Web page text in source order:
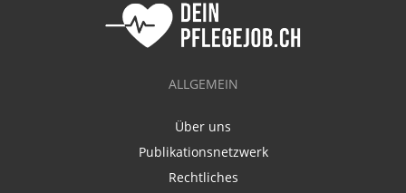
ALLGEMEIN
Über uns
Publikationsnetzwerk
Rechtliches